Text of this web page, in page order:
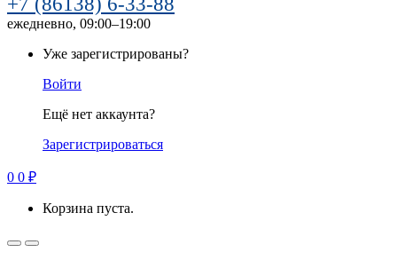
ежедневно, 09:00–19:00
Уже зарегистрированы?
Войти
Ещё нет аккаунта?
Зарегистрироваться
0 0 ₽
Корзина пуста.